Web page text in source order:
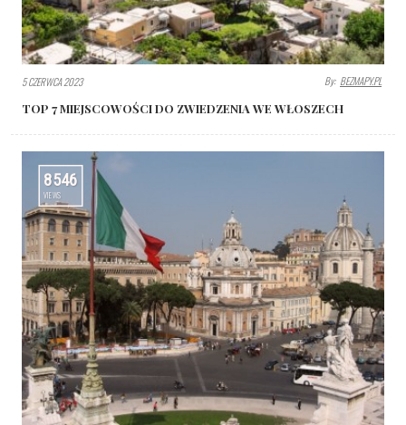
5 CZERWCA 2023 By: BEZMAPY.PL
TOP 7 MIEJSCOWOŚCI DO ZWIEDZENIA WE WŁOSZECH
8546
VIEWS